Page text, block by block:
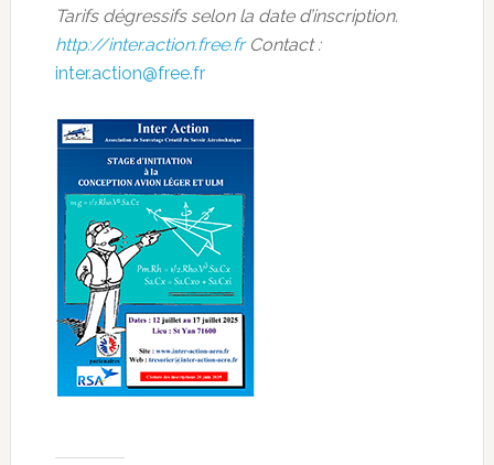
Tarifs dégressifs selon la date d’inscription.
http://inter.action.free.fr Contact :
inter.action@free.fr